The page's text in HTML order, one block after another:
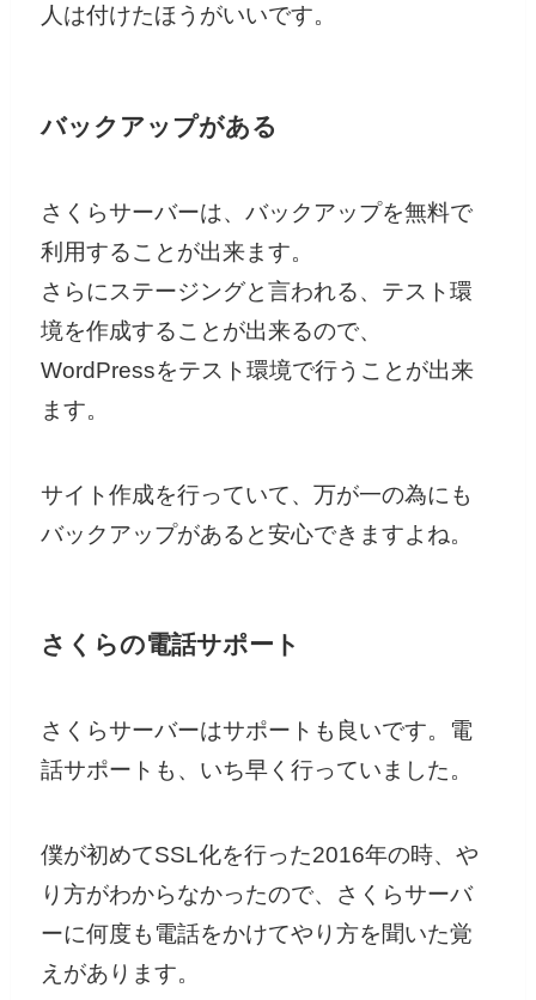
人は付けたほうがいいです。
バックアップがある
さくらサーバーは、バックアップを無料で
利用することが出来ます。
さらにステージングと言われる、テスト環
境を作成することが出来るので、
WordPressをテスト環境で行うことが出来
ます。
サイト作成を行っていて、万が一の為にも
バックアップがあると安心できますよね。
さくらの電話サポート
さくらサーバーはサポートも良いです。電
話サポートも、いち早く行っていました。
僕が初めてSSL化を行った2016年の時、や
り方がわからなかったので、さくらサーバ
ーに何度も電話をかけてやり方を聞いた覚
えがあります。